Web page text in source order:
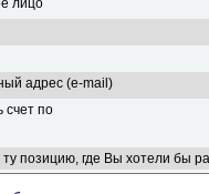
лицо
адрес (e-mail)
счет по
позицию, где Вы хотели бы